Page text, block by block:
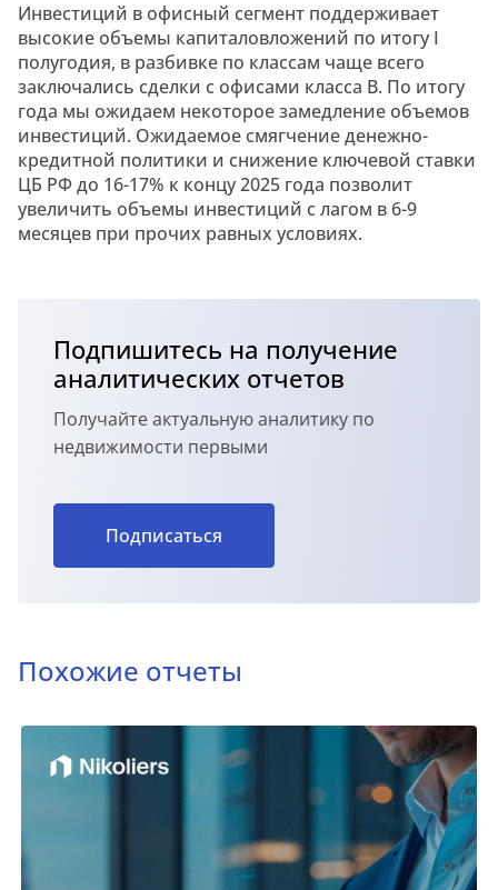
Инвестиций в офисный сегмент поддерживает
высокие объемы капиталовложений по итогу I
полугодия, в разбивке по классам чаще всего
заключались сделки с офисами класса В. По итогу
года мы ожидаем некоторое замедление объемов
инвестиций. Ожидаемое смягчение денежно-
кредитной политики и снижение ключевой ставки
ЦБ РФ до 16-17% к концу 2025 года позволит
увеличить объемы инвестиций с лагом в 6-9
месяцев при прочих равных условиях.
Подпишитесь на получение
аналитических отчетов
Получайте актуальную аналитику по
недвижимости первыми
Подписаться
Похожие отчеты